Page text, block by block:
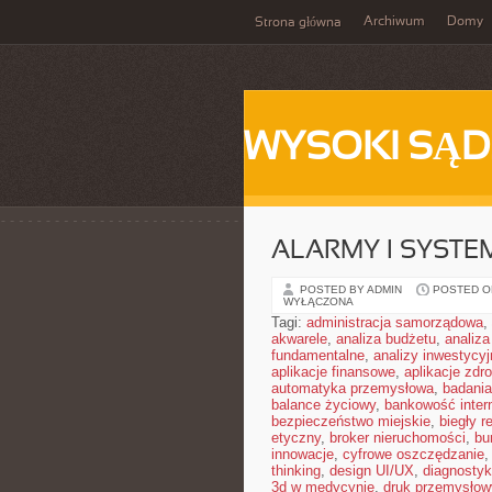
Strona główna Archiwum Domy
WYSOKI
ALARMY I
POSTED BY ADMIN POSTED
WYŁĄCZONA
Tagi: administracja samorządowa,
akwarele, analiza budżetu,
fundamentalne, analizy
aplikacje finansowe, aplikacje
automatyka przemysłowa,
balance życiowy, bankowość
bezpieczeństwo miejskie, biegły
etyczny, broker nieruchomości,
innowacje, cyfrowe oszczędzanie,
thinking, design UI/UX,
3d w medycynie, druk